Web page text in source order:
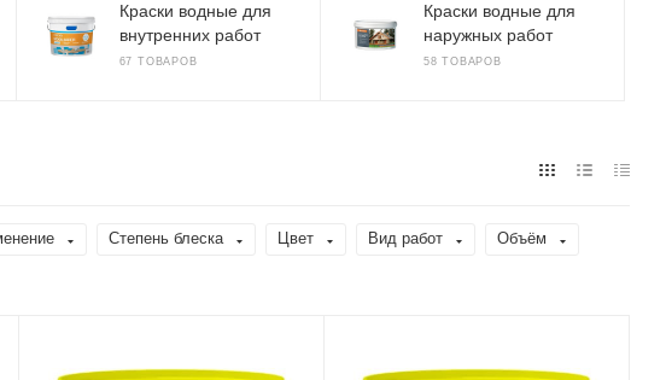
Краски водные для
внутренних работ
67 ТОВАРОВ
Краски водные для
наружных работ
58 ТОВАРОВ
Степень блеска Цвет Вид работ Объём